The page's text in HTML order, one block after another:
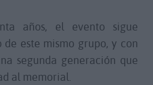
años, el evento sigue
este mismo grupo, y con
segunda generación que
al memorial.